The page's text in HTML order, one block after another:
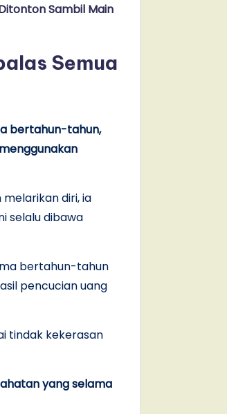
Sambil Main
Semua
bertahun-tahun,
diri, ia
selalu dibawa
bertahun-tahun
pencucian uang
tindak kekerasan
yang selama